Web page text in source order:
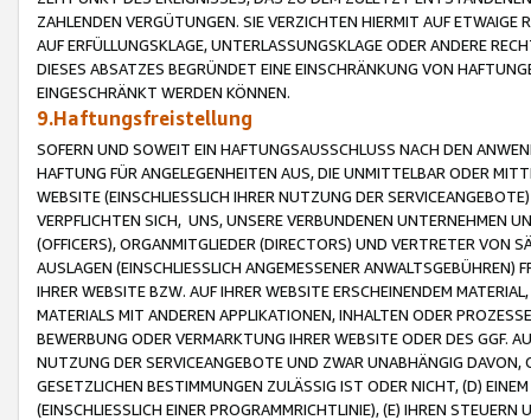
ZAHLENDEN VERGÜTUNGEN. SIE VERZICHTEN HIERMIT AUF
AUF ERFÜLLUNGSKLAGE, UNTERLASSUNGSKLAGE ODER ANDERE
DIESES ABSATZES BEGRÜNDET EINE EINSCHRÄNKUNG VON
EINGESCHRÄNKT WERDEN KÖNNEN.
9.Haftungsfreistellung
SOFERN UND SOWEIT EIN HAFTUNGSAUSSCHLUSS NACH DEN
HAFTUNG FÜR ANGELEGENHEITEN AUS, DIE UNMITTELBAR ODER
WEBSITE (EINSCHLIESSLICH IHRER NUTZUNG DER
VERPFLICHTEN SICH, UNS, UNSERE VERBUNDENEN UNTERNEHMEN
(OFFICERS), ORGANMITGLIEDER (DIRECTORS) UND VERTRETER VON
AUSLAGEN (EINSCHLIESSLICH ANGEMESSENER
IHRER WEBSITE BZW. AUF IHRER WEBSITE ERSCHEINENDEM
MATERIALS MIT ANDEREN APPLIKATIONEN, INHALTEN ODER
BEWERBUNG ODER VERMARKTUNG IHRER WEBSITE ODER DES GGF.
NUTZUNG DER SERVICEANGEBOTE UND ZWAR UNABHÄNGIG
GESETZLICHEN BESTIMMUNGEN ZULÄSSIG IST ODER NICHT, (D)
(EINSCHLIESSLICH EINER PROGRAMMRICHTLINIE), (E) IHREN